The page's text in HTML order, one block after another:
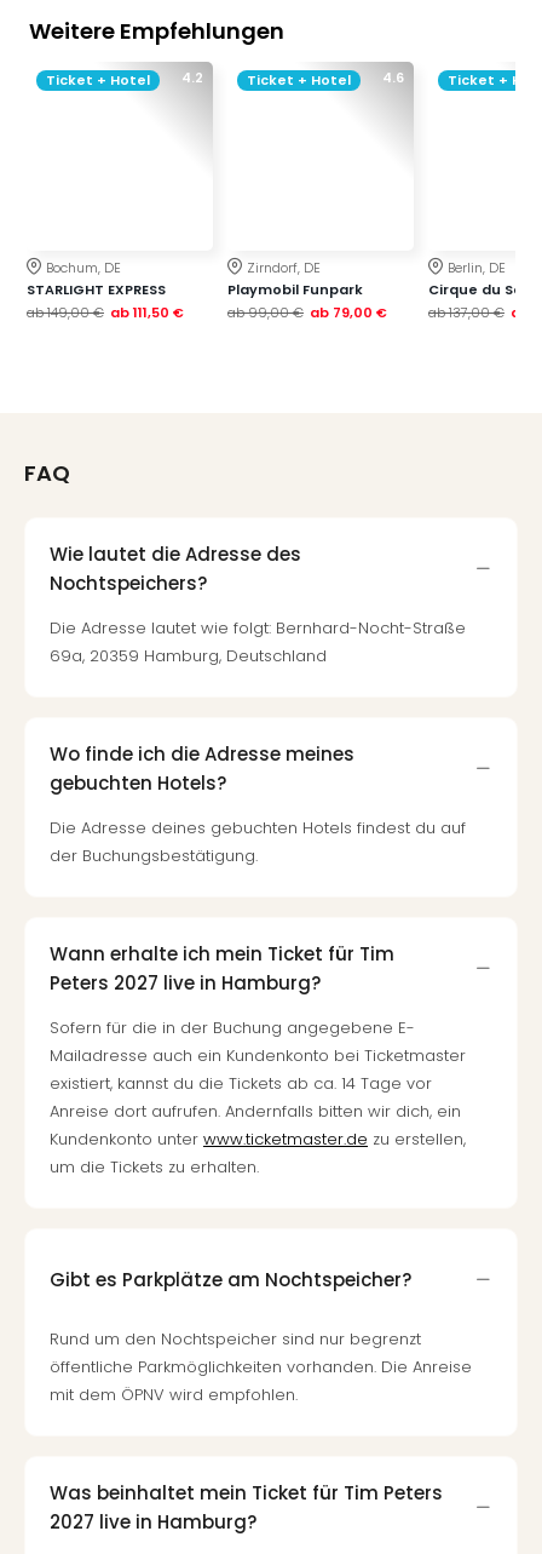
Weitere Empfehlungen
4.2
Ticket + Hotel
Bochum, DE
STARLIGHT EXPRESS
ab149,00 € ab111,50 €
4.6
Ticket + Hotel
Zirndorf, DE
Playmobil Funpark
ab99,00 € ab 79,00 €
Ticket +
Berlin, DE
Cirque du Soleil
ab137,00 € ab
FAQ
Wie lautet die Adresse des
Nochtspeichers?
Die Adresse lautet wie folgt: Bernhard-Nocht-Straße
69a, 20359 Hamburg, Deutschland
Wo finde ich die Adresse meines
gebuchten Hotels?
Die Adresse deines gebuchten Hotels findest du auf
der Buchungsbestätigung.
Wann erhalte ich mein Ticket für Tim
Peters 2027 live in Hamburg?
Sofern für die in der Buchung angegebene E-
Mailadresse auch ein Kundenkonto bei Ticketmaster
existiert, kannst du die Tickets ab ca. 14 Tage vor
Anreise dort aufrufen. Andernfalls bitten wir dich, ein
Kundenkonto unter www.ticketmaster.de zu erstellen,
um die Tickets zu erhalten.
Gibt es Parkplätze am Nochtspeicher?
Rund um den Nochtspeicher sind nur begrenzt
öffentliche Parkmöglichkeiten vorhanden. Die Anreise
mit dem ÖPNV wird empfohlen.
Was beinhaltet mein Ticket für Tim Peters
2027 live in Hamburg?